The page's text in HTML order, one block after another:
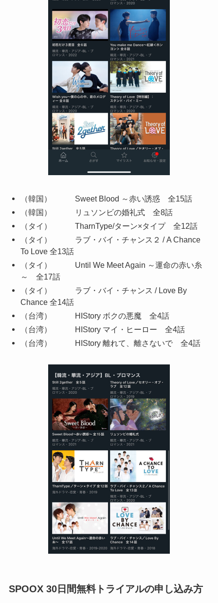
（韓国） Sweet Blood ～赤い誘惑 全15話
（韓国） リュソンビの婚礼式 全8話
（タイ） TharnType/ターン×タイプ 全12話
（タイ） ラブ・バイ・チャンス２ / A Chance
To Love 全13話
（タイ） Until We Meet Again ～運命の赤い糸
～ 全17話
（タイ） ラブ・バイ・チャンス / Love By
Chance 全14話
（台湾） HIStory ボクの悪魔 全4話
（台湾） HIStory マイ・ヒーロー 全4話
（台湾） HIStory 離れて、離さないで 全4話
SPOOX 30日間無料トライアルの申し込み方